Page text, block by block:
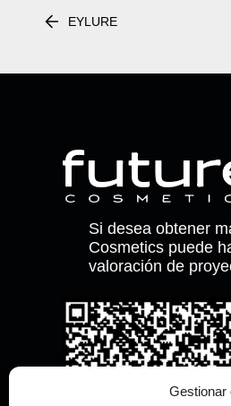
Gestionar
EYLURE
Si desea obtener
Cosmetics puede
valoración de